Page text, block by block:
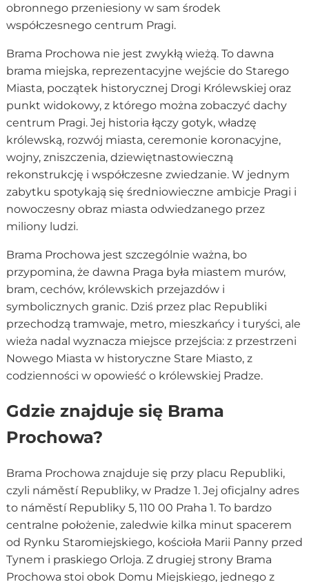
obronnego przeniesiony w sam środek
współczesnego centrum Pragi.
Brama Prochowa nie jest zwykłą wieżą. To dawna
brama miejska, reprezentacyjne wejście do Starego
Miasta, początek historycznej Drogi Królewskiej oraz
punkt widokowy, z którego można zobaczyć dachy
centrum Pragi. Jej historia łączy gotyk, władzę
królewską, rozwój miasta, ceremonie koronacyjne,
wojny, zniszczenia, dziewiętnastowieczną
rekonstrukcję i współczesne zwiedzanie. W jednym
zabytku spotykają się średniowieczne ambicje Pragi i
nowoczesny obraz miasta odwiedzanego przez
miliony ludzi.
Brama Prochowa jest szczególnie ważna, bo
przypomina, że dawna Praga była miastem murów,
bram, cechów, królewskich przejazdów i
symbolicznych granic. Dziś przez plac Republiki
przechodzą tramwaje, metro, mieszkańcy i turyści, ale
wieża nadal wyznacza miejsce przejścia: z przestrzeni
Nowego Miasta w historyczne Stare Miasto, z
codzienności w opowieść o królewskiej Pradze.
Gdzie znajduje się Brama
Prochowa?
Brama Prochowa znajduje się przy placu Republiki,
czyli náměstí Republiky, w Pradze 1. Jej oficjalny adres
to náměstí Republiky 5, 110 00 Praha 1. To bardzo
centralne położenie, zaledwie kilka minut spacerem
od Rynku Staromiejskiego, kościoła Marii Panny przed
Tynem i praskiego Orloja. Z drugiej strony Brama
Prochowa stoi obok Domu Miejskiego, jednego z